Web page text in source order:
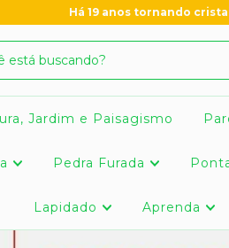
Há 19 anos tornando
Jardim e Paisagismo
Pedra Furada
Lapidado Aprenda